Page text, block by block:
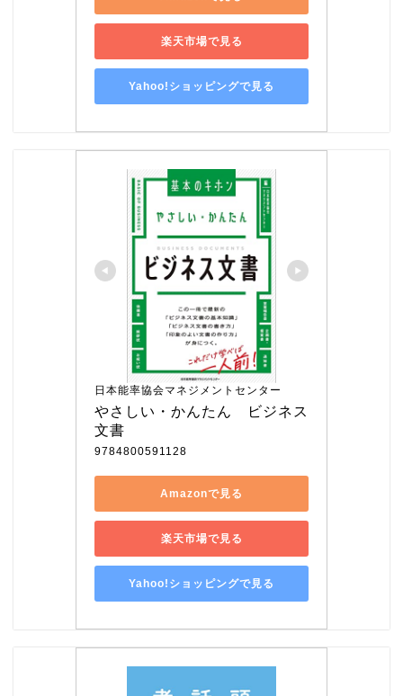
楽天市場で見る
Yahoo!ショッピングで見る
日本能率協会マネジメントセンター
やさしい・かんたん　ビジネス
文書
9784800591128
Amazonで見る
楽天市場で見る
Yahoo!ショッピングで見る